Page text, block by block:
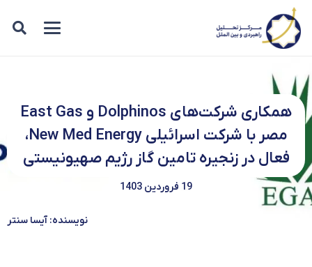
همکاری شرکت‌های Dolphinos و East Gas
مصر با شرکت اسرائیلی New Med Energy،
فعال در زنجیره تامین گاز رژیم صهیونیستی
19 فروردین 1403
نویسنده: آیسا سنتر